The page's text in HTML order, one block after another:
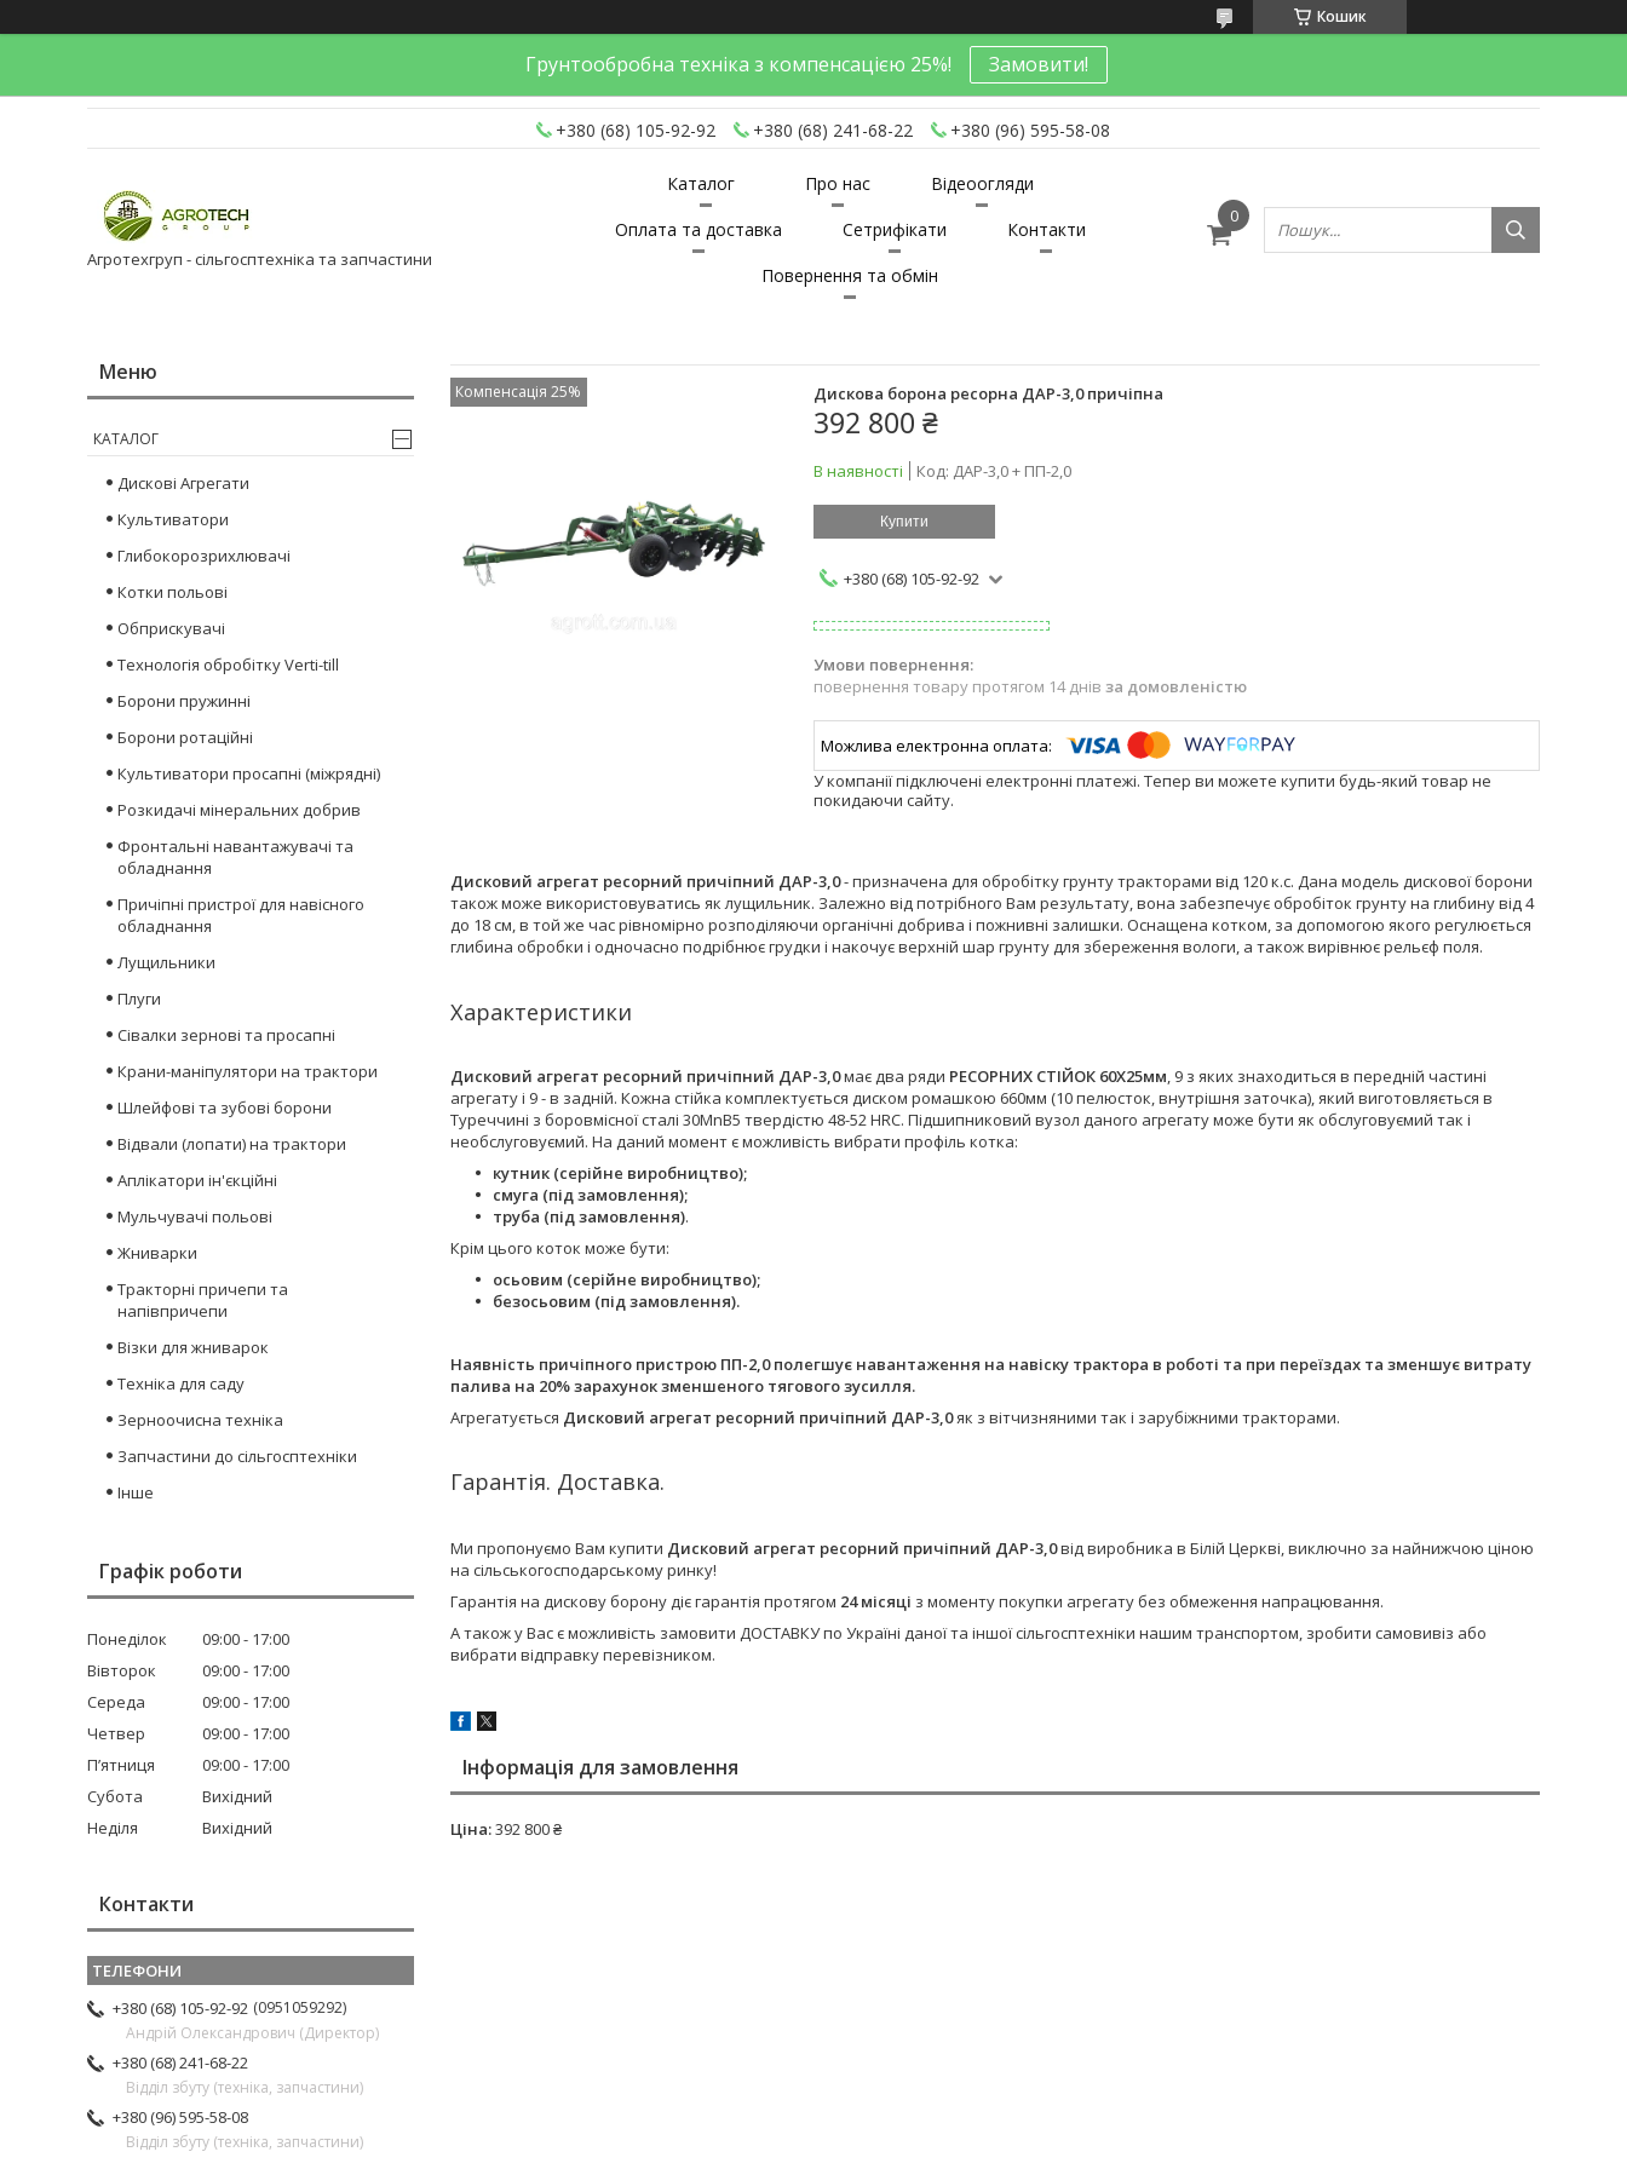
Кошик
Грунтообробна техніка з компенсацією 25%! Замовити!
+380 (68) 105-92-92 +380 (68) 241-68-22 +380 (96) 595-58-08
Агротехгруп - сільгосптехніка та запчастини
Каталог Про нас
Відеоогляди
Оплата та доставка
Сетрифікати
Контакти
Повернення та обмін
Компенсація 25% Дискова борона ресорна ДАР-3,0 причіпна
392 800 ₴
В наявності Код: ДАР-3,0 + ПП-2,0
Купити
+380 (68) 105-92-92
повернення товару протягом 14 днів за домовленістю
У компанії підключені електронні платежі. Тепер ви можете купити будь-який товар не
покидаючи сайту.
Дисковий агрегат ресорний причіпний ДАР-3,0- призначена для обробітку грунту тракторами від 120 к.с. Дана модель дискової борони
також може використовуватись як лущильник. Залежно від потрібного Вам результату, вона забезпечує обробіток грунту на глибину від 4
до 18 см, в той же час рівномірно розподіляючи органічні добрива і пожнивні залишки. Оснащена котком, за допомогою якого регулюється
глибина обробки і одночасно подрібнює грудки і накочує верхній шар грунту для збереження вологи, а також вирівнює рельєф поля.
Характеристики
Дисковий агрегат ресорний причіпний ДАР-3,0має два ряди РЕСОРНИХ СТІЙОК 60Х25мм, 9 з яких знаходиться в передній частині
агрегату і 9 - в задній. Кожна стійка комплектується диском ромашкою 660мм (10 пелюсток, внутрішня заточка), який виготовляється в
Туреччині з боровмісної сталі 30MnB5 твердістю 48-52 HRC. Підшипниковий вузол даного агрегату може бути як обслуговуємий так і
необслуговуємий. На даний момент є можливість вибрати профіль котка:
кутник (серійне виробництво);
смуга (під замовлення);
труба (під замовлення).
Крім цього коток може бути:
осьовим (серійне виробництво);
безосьовим (під замовлення).
Наявність причіпного пристрою ПП-2,0 полегшує навантаження на навіску трактора в роботі та при переїздах та зменшує витрату
палива на 20% зарахунок зменшеного тягового зусилля.
Агрегатується Дисковий агрегат ресорний причіпний ДАР-3,0як з вітчизняними так і зарубіжними тракторами.
Гарантія. Доставка.
Ми пропонуємо Вам купити Дисковий агрегат ресорний причіпний ДАР-3,0від виробника в Білій Церкві, виключно за найнижчою ціною
на сільськогосподарському ринку!
Гарантія на дискову борону діє гарантія протягом 24 місяці з моменту покупки агрегату без обмеження напрацювання.
А також у Вас є можливість замовити ДОСТАВКУ по Україні даної та іншої сільгосптехніки нашим транспортом, зробити самовивіз або
вибрати відправку перевізником.
Інформація для замовлення
Ціна:392 800 ₴
КАТАЛОГ
Дискові Агрегати
Культиватори
Глибокорозрихлювачі
Котки польові
Обприскувачі
Технологія обробітку Verti-till
Борони пружинні
Борони ротаційні
Культиватори просапні (міжрядні)
Розкидачі мінеральних добрив
Фронтальні навантажувачі та
обладнання
Причіпні пристрої для навісного
обладнання
Лущильники
Плуги
Сівалки зернові та просапні
Крани-маніпулятори на трактори
Шлейфові та зубові борони
Відвали (лопати) на трактори
Аплікатори ін'єкційні
Мульчувачі польові
Жниварки
Тракторні причепи та
напівпричепи
Візки для жниварок
Техніка для саду
Зерноочисна техніка
Запчастини до сільгосптехніки
Інше
Графік роботи
Понеділок 09:00
17:00
Вівторок
09:00
17:00
Середа
09:00
17:00
Четвер
09:00
17:00
Пʼятниця
09:00
17:00
Субота
Вихідний
Неділя
Вихідний
Контакти
+380 (68) 105-92-92 0951059292
Андрій Олександрович (Директор)
+380 (68) 241-68-22
Відділ збуту (техніка, запчастини)
+380 (96) 595-58-08
Відділ збуту (техніка, запчастини)